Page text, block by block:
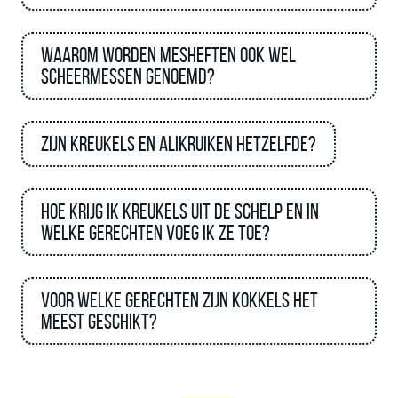
Waarom worden mesheften ook wel
scheermessen genoemd?
Zijn kreukels en alikruiken hetzelfde?
Hoe krijg ik kreukels uit de schelp en in
welke gerechten voeg ik ze toe?
Voor welke gerechten zijn kokkels het
meest geschikt?